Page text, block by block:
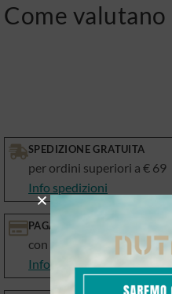
Come
SPEDIZIONE GRATUITA
per ordini superiori a € 69
Info spedizioni
PAGAMENTI SICURI
con le migliori piattaforme
Info Metodi di pagamento